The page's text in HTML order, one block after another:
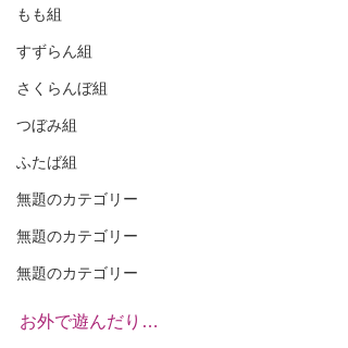
もも組
すずらん組
さくらんぼ組
つぼみ組
ふたば組
無題のカテゴリー
無題のカテゴリー
無題のカテゴリー
お外で遊んだり…